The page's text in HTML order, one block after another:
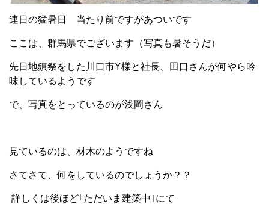
連日の猛暑日 当たり前ですがあついです
ここは、群馬県でございます（写真も暑そうだ）
先日地鎮祭をした川口市Y様と社長、田口さんが何やら吟
味しているようです
で、写真をとっているのが浅岡さん
見ているのは、材木のようですね
さてさて、何をしているのでしょうか？？
詳しくは後ほど｢ただいま建築中｣にて